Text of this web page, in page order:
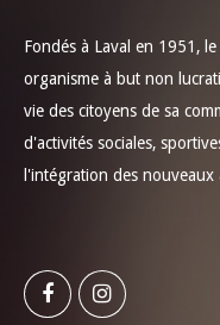
Fondés à Laval en 1951,
organisme à but non
vie des citoyens de sa
d'activités sociales,
l'intégration des nouveaux